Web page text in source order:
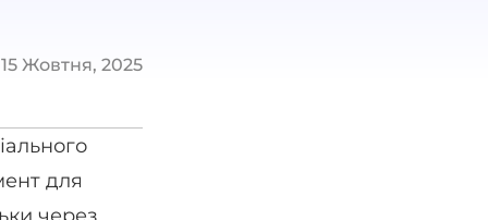
15 Жовтня, 2025
для